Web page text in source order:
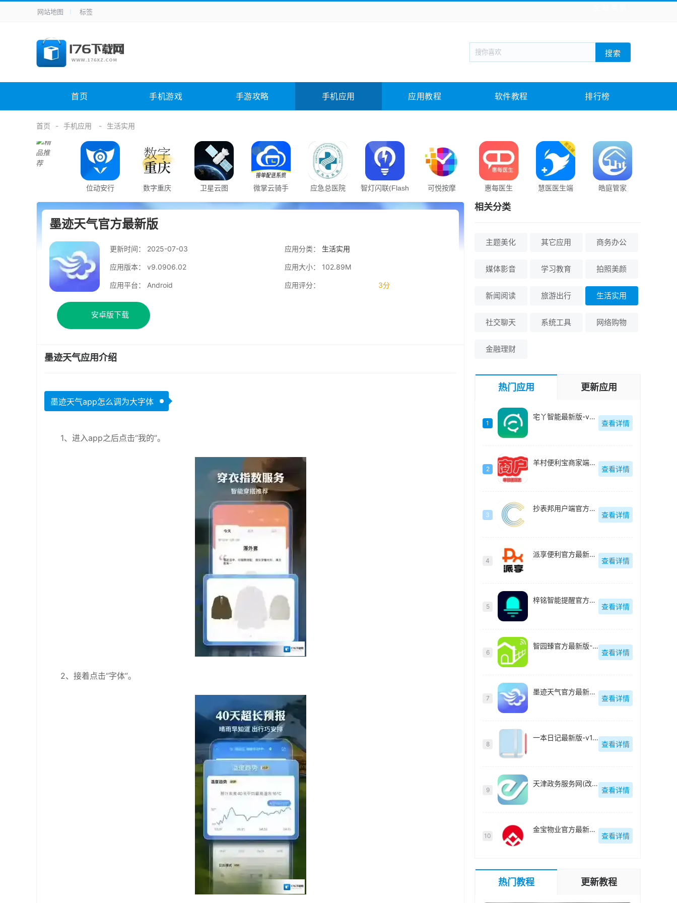
手机应用 新闻阅读 旅游出行 生活实用
手机游戏 体育竞技 战棋游戏 枪战射击 模拟经营
电脑软件 其它类别 图形软件 安全相关 应用软件 影音软件 插件下载 教育教学 游戏娱乐 系统软件 素材下载
未分类 综合其它
网站地图 标签
搜索
首页 手机游戏 手游攻略 手机应用 应用教程 软件教程 排行榜
首页 手机应用 生活实用
位动安行 数字重庆 卫星云图 微掌云骑手 应急总医院
智灯闪联(Flash
可悦按摩 惠每医生 慧医医生端 皓庭管家
墨迹天气官方最新版
更新时间： 2025-07-03 应用分类： 生活实用
应用版本： v9.0906.02 应用大小： 102.89M
应用平台： Android 应用评分： 3分
安卓版下载
墨迹天气应用介绍
墨迹天气app怎么调为大字体
1、进入app之后点击“我的”。
2、接着点击“字体”。
相关分类
主题美化 其它应用 商务办公
媒体影音 学习教育 拍照美颜
新闻阅读 旅游出行 生活实用
社交聊天 系统工具 网络购物
金融理财
热门应用 更新应用
1
宅丫智能最新版-v3.8.8
查看详情
2
羊村便利宝商家端最新版-v1.13.3
查看详情
3
抄表邦用户端官方最新版-1.4.6
查看详情
4
派享便利官方最新版-v1.1.11
查看详情
5
梓铭智能提醒官方最新版-1.0.4
查看详情
6
智园臻官方最新版-1.4.4
查看详情
7
墨迹天气官方最新版-v9.0906.02
查看详情
8
一本日记最新版-v1.96.7
查看详情
9
天津政务服务网(改名津心办)官方版-6.3.6
查看详情
10
金宝物业官方最新版-v1.0.1
查看详情
热门教程 更新教程